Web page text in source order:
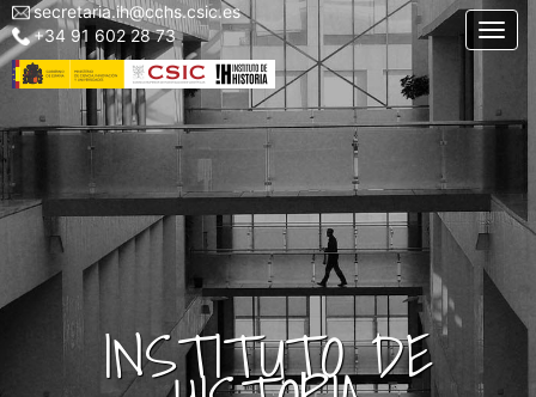
Pasar
al
contenido
Menu
top
left
secretaria.ih@cchs.csic.es
+34 91 602 28 73
INSTITUTO DE